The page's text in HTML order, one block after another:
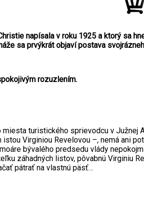
napísala v roku 1925 a ktorý sa
sa prvýkrát objaví postava
rozuzlením.
miesta turistického sprievodcu v
Virginiou Revelovou –, nemá ani
bývalého predsedu vlády
záhadných listov, pôvabnú Virginiu
pátrať na vlastnú päsť…